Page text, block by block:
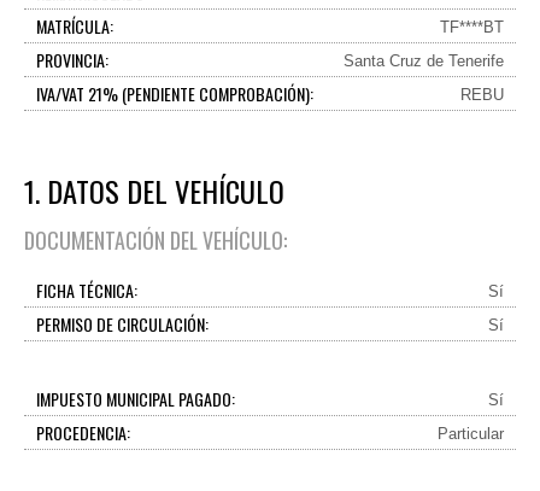
MATRÍCULA: TF****BT
PROVINCIA: Santa Cruz de Tenerife
IVA/VAT 21% (PENDIENTE COMPROBACIÓN): REBU
1. DATOS DEL VEHÍCULO
DOCUMENTACIÓN DEL VEHÍCULO:
FICHA TÉCNICA: Sí
PERMISO DE CIRCULACIÓN: Sí
IMPUESTO MUNICIPAL PAGADO: Sí
PROCEDENCIA: Particular